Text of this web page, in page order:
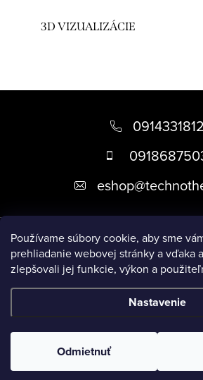
Používame súbory cookie, aby sme
prehliadanie webovej stránky a vďaka
zlepšovali jej funkcie, výkon a
Nastavenie
Odmietnuť
3D VIZUALIZÁCIE
i
0914331812
eshop@
Informácie
Prijímame online platby
Upraviť nastavenie